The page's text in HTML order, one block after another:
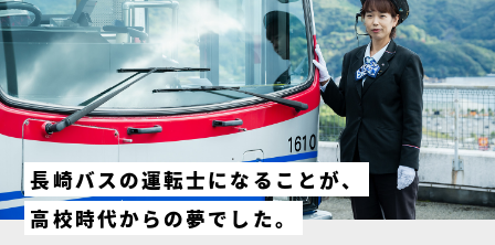
長崎バスの運転士になることが、
高校時代からの夢でした。